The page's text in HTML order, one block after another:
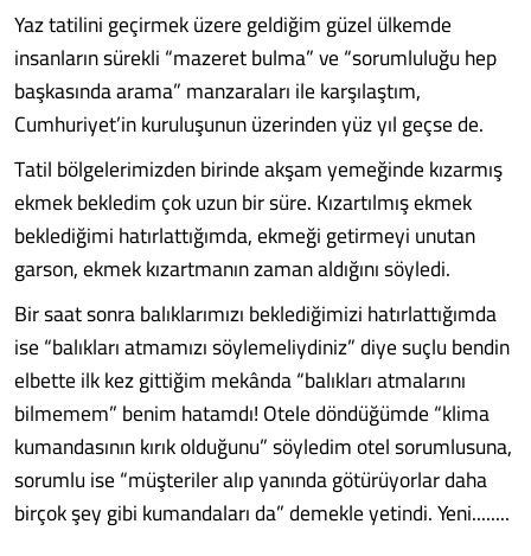
Yaz tatilini geçirmek üzere geldiğim güzel ülkemde
insanların sürekli “ma­zeret bulma” ve “sorumluluğu hep
baş­kasında arama” manzaraları ile kar­şılaştım,
Cumhuriyet’in kuruluşunun üzerinden yüz yıl geçse de.
Tatil bölgelerimizden birinde akşam yemeğinde kızarmış
ekmek bekledim çok uzun bir süre. Kızartılmış ekmek
beklediğimi hatırlattığımda, ekme­ği getirmeyi unutan
garson, ekmek kı­zartmanın zaman aldığını söyledi.
Bir saat sonra balıklarımızı beklediğimi­zi hatırlattığımda
ise “balıkları atma­mızı söylemeliydiniz” diye suçlu ben­din
elbette ilk kez gittiğim mekânda “balıkları atmalarını
bilmemem” be­nim hatamdı! Otele döndüğümde “kli­ma
kumandasının kırık olduğunu” söy­ledim otel sorumlusuna,
sorumlu ise “müşteriler alıp yanında götürüyor­lar daha
birçok şey gibi kumandaları da” demekle yetindi. Yeni........